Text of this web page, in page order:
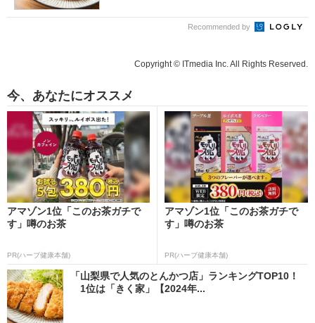
Recommended by
Copyright © ITmedia Inc. All Rights Reserved.
今、あなたにオススメ
アマゾン1位「このお茶ガチで
す」噂のお茶
PR(ハーブ健康本舗)
アマゾン1位「このお茶ガチで
す」噂のお茶
PR(ハーブ健康本舗)
「山梨県で人気のとんかつ店」ランキングTOP10！
1位は「きく家」【2024年...